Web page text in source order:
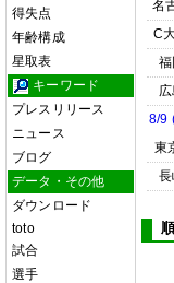
得失点
年齢構成
星取表
キーワード
プレスリリース
ニュース
ブログ
データ・その他
ダウンロード
toto
試合
選手
名
C
福
8/9
東